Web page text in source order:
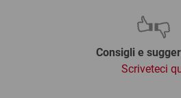
Consigli e
Scriveteci